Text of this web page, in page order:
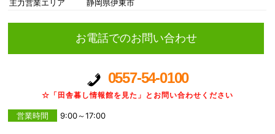
主力営業エリア
静岡県伊東市
お電話でのお問い合わせ
0557-54-0100
☆「田舎暮し情報館を見た」とお問い合わせください
営業時間 9:00～17:00